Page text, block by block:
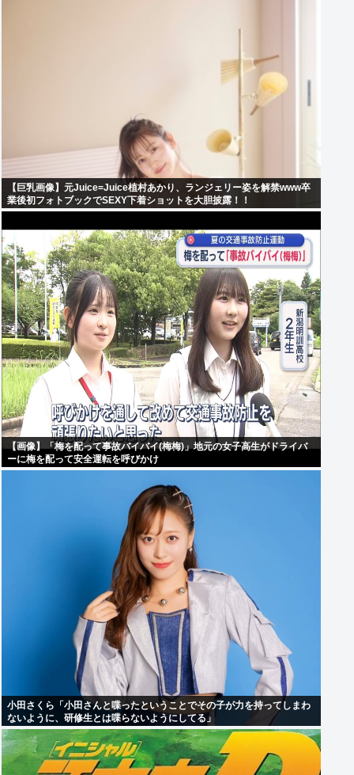
【巨乳画像】元Juice=Juice植村あかり、ランジェリー姿を解禁www卒
業後初フォトブックでSEXY下着ショットを大胆披露！！
【画像】「梅を配って事故バイバイ(梅梅)」地元の女子高生がドライバ
ーに梅を配って安全運転を呼びかけ
小田さくら「小田さんと喋ったということでその子が力を持ってしまわ
ないように、研修生とは喋らないようにしてる」